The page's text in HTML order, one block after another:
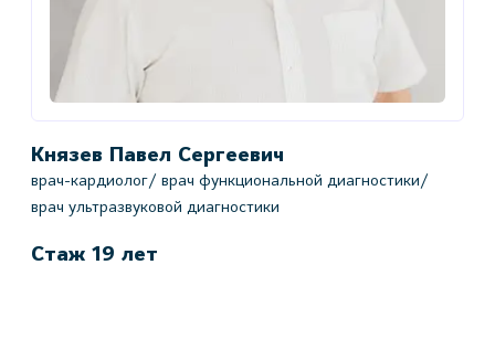
Князев Павел Сергеевич
врач-кардиолог/ врач функциональной диагностики/
врач ультразвуковой диагностики
Стаж 19 лет